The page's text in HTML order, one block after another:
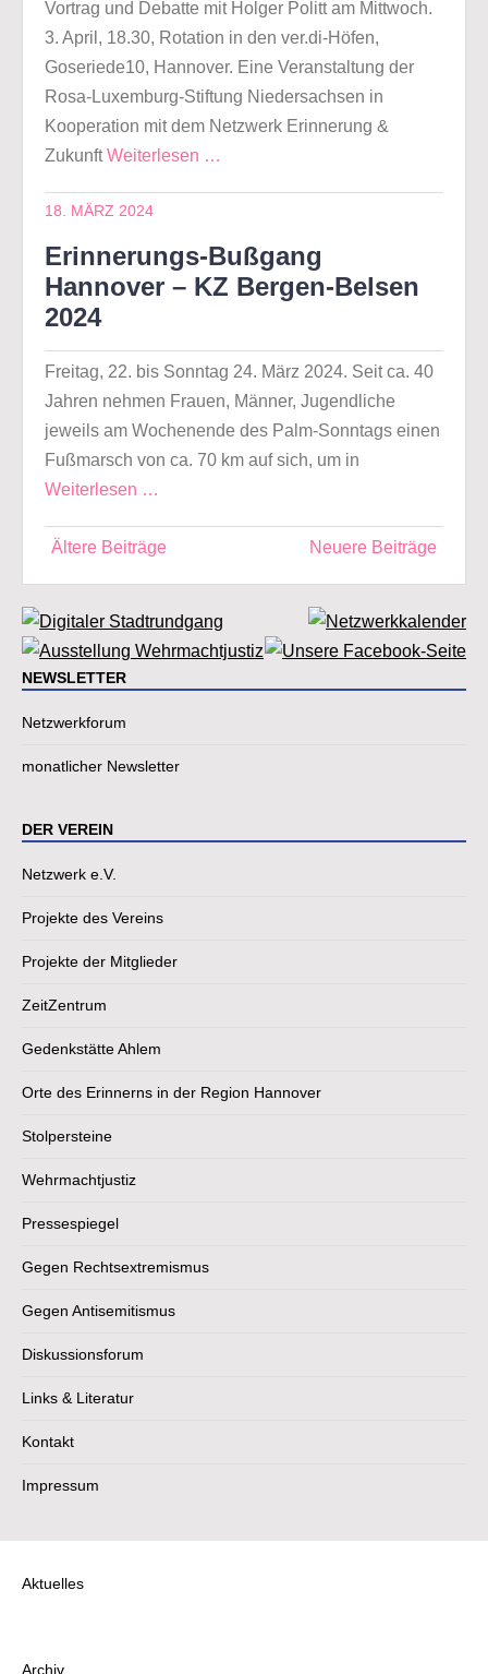
Vortrag und Debatte mit Holger Politt am Mittwoch.
3. April, 18.30, Rotation in den ver.di-Höfen,
Goseriede10, Hannover. Eine Veranstaltung der
Rosa-Luxemburg-Stiftung Niedersachsen in
Kooperation mit dem Netzwerk Erinnerung &
ZukunftWeiterlesen …
18. MÄRZ 2024
Erinnerungs-Bußgang
Hannover – KZ Bergen-Belsen
2024
Freitag, 22. bis Sonntag 24. März 2024. Seit ca. 40
Jahren nehmen Frauen, Männer, Jugendliche
jeweils am Wochenende des Palm-Sonntags einen
Fußmarsch von ca. 70 km auf sich, um in
Weiterlesen …
Beitragsnavigation
Ältere Beiträge Neuere Beiträge
NEWSLETTER
Netzwerkforum
monatlicher Newsletter
DER VEREIN
Netzwerk e.V.
Projekte des Vereins
Projekte der Mitglieder
ZeitZentrum
Gedenkstätte Ahlem
Orte des Erinnerns in der Region Hannover
Stolpersteine
Wehrmachtjustiz
Pressespiegel
Gegen Rechtsextremismus
Gegen Antisemitismus
Diskussionsforum
Links & Literatur
Kontakt
Impressum
Aktuelles
Archiv